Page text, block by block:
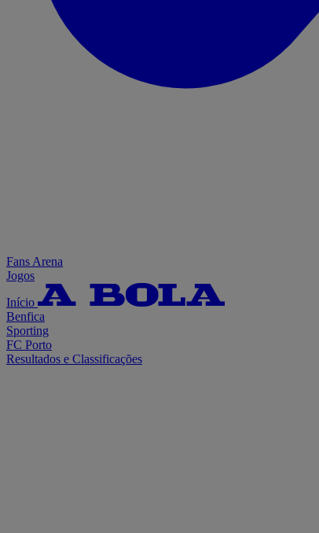
Fans Arena
Jogos
Início
Benfica
Sporting
FC Porto
Resultados e Classificações